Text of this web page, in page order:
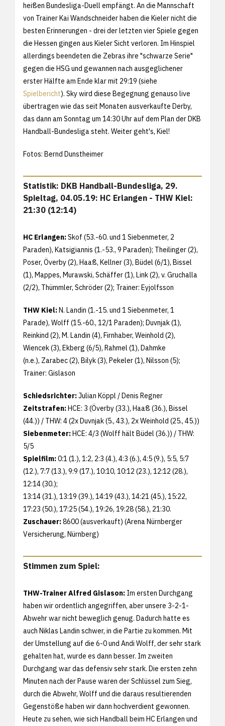
heißen Bundesliga-Duell empfängt. An die Mannschaft
von Trainer Kai Wandschneider haben die Kieler nicht die
besten Erinnerungen - drei der letzten vier Spiele gegen
die Hessen gingen aus Kieler Sicht verloren. Im Hinspiel
allerdings beendeten die Zebras ihre "schwarze Serie"
gegen die HSG und gewannen nach ausgeglichener
erster Hälfte am Ende klar mit 29:19 (siehe
Spielbericht). Sky wird diese Begegnung genauso live
übertragen wie das seit Monaten ausverkaufte Derby,
das dann am Sonntag um 14:30 Uhr auf dem Plan der DKB
Handball-Bundesliga steht. Weiter geht's, Kiel!
Fotos: Bernd Dunstheimer
Statistik: DKB Handball-Bundesliga, 29.
Spieltag, 04.05.19: HC Erlangen - THW Kiel:
21:30 (12:14)
HC Erlangen:Skof (53.-60. und 1 Siebenmeter, 2
Paraden), Katsigiannis (1.-53., 9 Paraden); Theilinger (2),
Poser, Överby (2), Haaß, Kellner (3), Büdel (6/1), Bissel
(1), Mappes, Murawski, Schäffer (1), Link (2), v. Gruchalla
(2/2), Thümmler, Schröder (2); Trainer: Eyjolfsson
THW Kiel:N. Landin (1.-15. und 1 Siebenmeter, 1
Parade), Wolff (15.-60., 12/1 Paraden); Duvnjak (1),
Reinkind (2), M. Landin (4), Firnhaber, Weinhold (2),
Wiencek (3), Ekberg (6/5), Rahmel (1), Dahmke
(n.e.), Zarabec (2), Bilyk (3), Pekeler (1), Nilsson (5);
Trainer: Gislason
Schiedsrichter:Julian Köppl / Denis Regner
Zeitstrafen:HCE: 3 (Överby (33.), Haaß (36.), Bissel
(44.)) / THW: 4 (2x Duvnjak (5., 43.), 2x Weinhold (25., 45.))
Siebenmeter:HCE: 4/3 (Wolff hält Büdel (36.)) / THW:
5/5
Spielfilm:0:1 (1.), 1:2, 2:3 (4.), 4:3 (6.), 4:5 (9.), 5:5, 5:7
(12.), 7:7 (13.), 9:9 (17.), 10:10, 10:12 (23.), 12:12 (28.),
12:14 (30.);
13:14 (31.), 13:19 (39.), 14:19 (43.), 14:21 (45.), 15:22,
17:23 (50.), 17:25 (54.), 19:26, 19:28 (58.), 21:30.
Zuschauer:8600 (ausverkauft) (Arena Nürnberger
Versicherung, Nürnberg)
Stimmen zum Spiel:
THW-Trainer Alfred Gislason: Im ersten Durchgang
haben wir ordentlich angegriffen, aber unsere 3-2-1-
Abwehr war nicht beweglich genug. Dadurch hatte es
auch Niklas Landin schwer, in die Partie zu kommen. Mit
der Umstellung auf die 6-0 und Andi Wolff, der sehr stark
gehalten hat, wurde es dann besser. Im zweiten
Durchgang war das defensiv sehr stark. Die ersten zehn
Minuten nach der Pause waren der Schlüssel zum Sieg,
durch die Abwehr, Wolff und die daraus resultierenden
Gegenstöße haben wir dann hochverdient gewonnen.
Heute zu sehen, wie sich Handball beim HC Erlangen und